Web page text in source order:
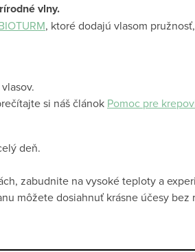
vlny.
, ktoré dodajú vlasom
si náš článok Pomoc pre
deň.
zabudnite na vysoké teploty a
môžete dosiahnuť krásne účesy bez